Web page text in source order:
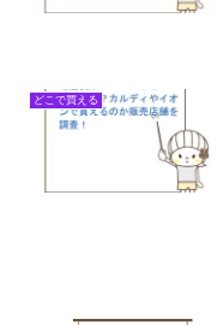
どこで買える